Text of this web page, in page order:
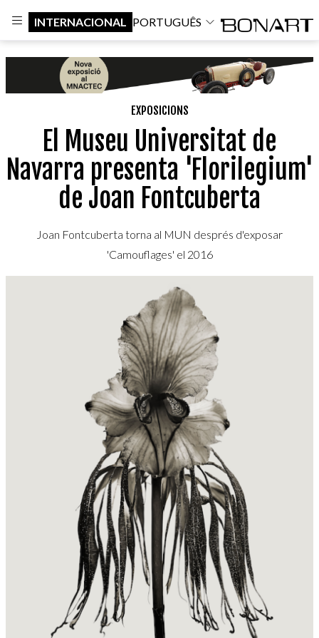
INTERNACIONAL PORTUGUÊS
EXPOSICIONS
El Museu Universitat de
Navarra presenta 'Florilegium'
de Joan Fontcuberta
Joan Fontcuberta torna al MUN després d'exposar
'Camouflages' el 2016